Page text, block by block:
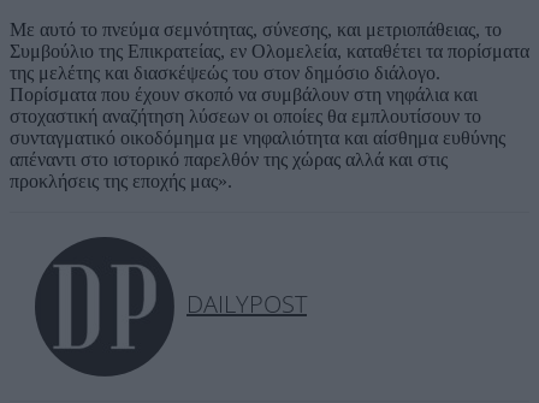
Με αυτό το πνεύμα σεμνότητας, σύνεσης, και μετριοπάθειας, το
Συμβούλιο της Επικρατείας, εν Ολομελεία, καταθέτει τα πορίσματα
της μελέτης και διασκέψεώς του στον δημόσιο διάλογο.
Πορίσματα που έχουν σκοπό να συμβάλουν στη νηφάλια και
στοχαστική αναζήτηση λύσεων οι οποίες θα εμπλουτίσουν το
συνταγματικό οικοδόμημα με νηφαλιότητα και αίσθημα ευθύνης
απέναντι στο ιστορικό παρελθόν της χώρας αλλά και στις
προκλήσεις της εποχής μας».
DAILYPOST